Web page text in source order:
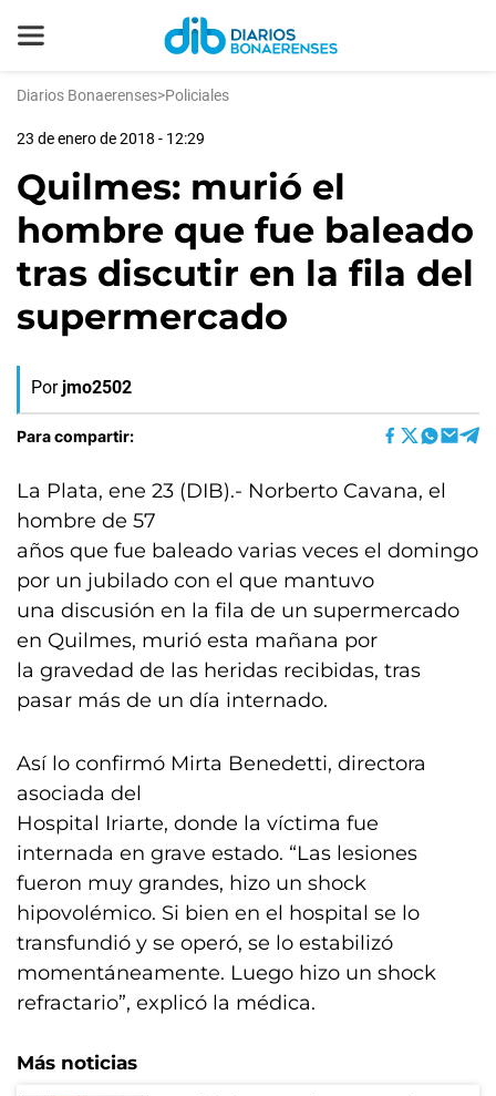
Diarios Bonaerenses>Policiales
23 de enero de 2018 - 12:29
Quilmes: murió el
hombre que fue baleado
tras discutir en la fila del
supermercado
Por jmo2502
Para compartir:
La Plata, ene 23 (DIB).- Norberto Cavana, el
hombre de 57
años que fue baleado varias veces el domingo
por un jubilado con el que mantuvo
una discusión en la fila de un supermercado
en Quilmes, murió esta mañana por
la gravedad de las heridas recibidas, tras
pasar más de un día internado.
Así lo confirmó Mirta Benedetti, directora
asociada del
Hospital Iriarte, donde la víctima fue
internada en grave estado. “Las lesiones
fueron muy grandes, hizo un shock
hipovolémico. Si bien en el hospital se lo
transfundió y se operó, se lo estabilizó
momentáneamente. Luego hizo un shock
refractario”, explicó la médica.
Más noticias